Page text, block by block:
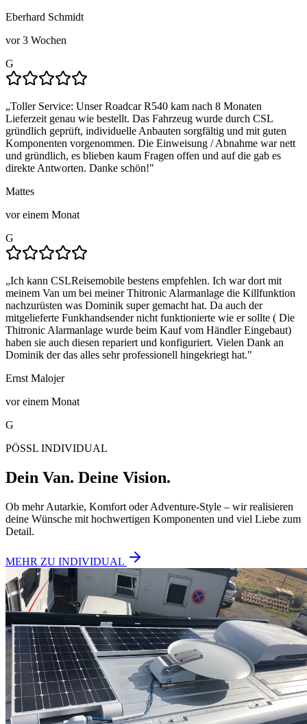
Eberhard Schmidt
vor 3 Wochen
G
„Toller Service: Unser Roadcar R540 kam nach 8 Monaten
Lieferzeit genau wie bestellt. Das Fahrzeug wurde durch CSL
gründlich geprüft, individuelle Anbauten sorgfältig und mit guten
Komponenten vorgenommen. Die Einweisung / Abnahme war nett
und gründlich, es blieben kaum Fragen offen und auf die gab es
direkte Antworten. Danke schön!"
Mattes
vor einem Monat
G
„Ich kann CSLReisemobile bestens empfehlen. Ich war dort mit
meinem Van um bei meiner Thitronic Alarmanlage die Killfunktion
nachzurüsten was Dominik super gemacht hat. Da auch der
mitgelieferte Funkhandsender nicht funktionierte wie er sollte ( Die
Thitronic Alarmanlage wurde beim Kauf vom Händler Eingebaut)
haben sie auch diesen repariert und konfiguriert. Vielen Dank an
Dominik der das alles sehr professionell hingekriegt hat."
Ernst Malojer
vor einem Monat
G
PÖSSL INDIVIDUAL
Dein Van. Deine Vision.
Ob mehr Autarkie, Komfort oder Adventure-Style – wir realisieren
deine Wünsche mit hochwertigen Komponenten und viel Liebe zum
Detail.
MEHR ZU INDIVIDUAL